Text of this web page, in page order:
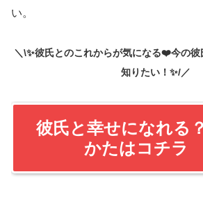
い。
＼\✨彼氏とのこれからが気になる❤️今の
知りたい！✨/／
彼氏と幸せになれる
かたはコチラ